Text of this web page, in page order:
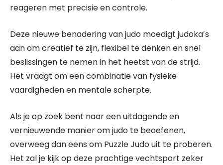
reageren met precisie en controle.
Deze nieuwe benadering van judo moedigt judoka’s
aan om creatief te zijn, flexibel te denken en snel
beslissingen te nemen in het heetst van de strijd.
Het vraagt om een combinatie van fysieke
vaardigheden en mentale scherpte.
Als je op zoek bent naar een uitdagende en
vernieuwende manier om judo te beoefenen,
overweeg dan eens om Puzzle Judo uit te proberen.
Het zal je kijk op deze prachtige vechtsport zeker